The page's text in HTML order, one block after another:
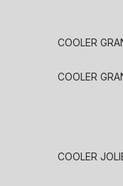
COOLER
COOLER
COOLER